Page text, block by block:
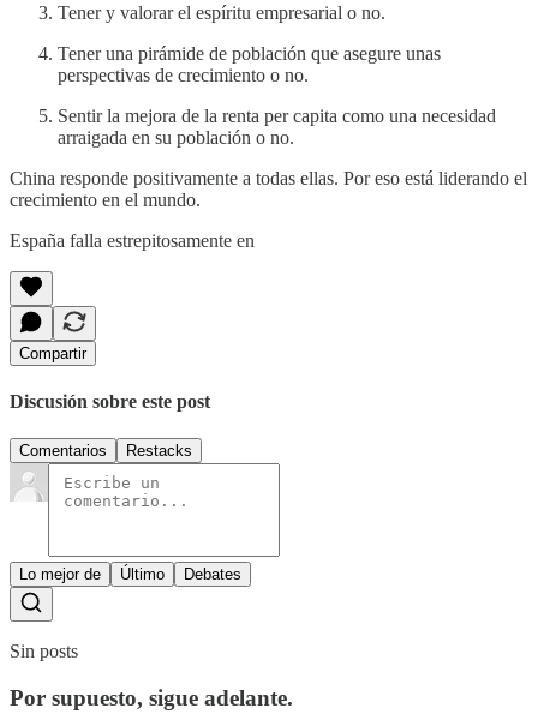
Tener y valorar el espíritu empresarial o no.
Tener una pirámide de población que asegure unas
perspectivas de crecimiento o no.
Sentir la mejora de la renta per capita como una necesidad
arraigada en su población o no.
China responde positivamente a todas ellas. Por eso está liderando el
crecimiento en el mundo.
España falla estrepitosamente en
Compartir
Discusión sobre este post
Comentarios Restacks
Lo mejor de Último Debates
Sin posts
Por supuesto, sigue adelante.